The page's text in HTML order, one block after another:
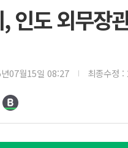
인도 외무장
07월15일 08:27 최종수정 :